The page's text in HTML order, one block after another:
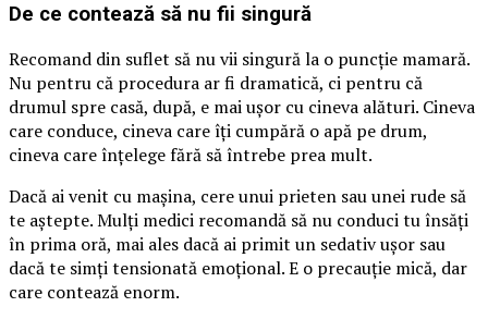
De ce contează să nu fii singură
Recomand din suflet să nu vii singură la o puncție mamară.
Nu pentru că procedura ar fi dramatică, ci pentru că
drumul spre casă, după, e mai ușor cu cineva alături. Cineva
care conduce, cineva care îți cumpără o apă pe drum,
cineva care înțelege fără să întrebe prea mult.
Dacă ai venit cu mașina, cere unui prieten sau unei rude să
te aștepte. Mulți medici recomandă să nu conduci tu însăți
în prima oră, mai ales dacă ai primit un sedativ ușor sau
dacă te simți tensionată emoțional. E o precauție mică, dar
care contează enorm.